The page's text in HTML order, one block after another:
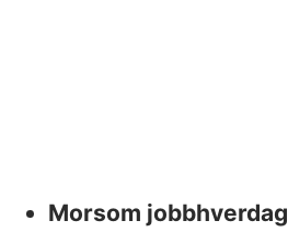
Morsom jobbhverdag